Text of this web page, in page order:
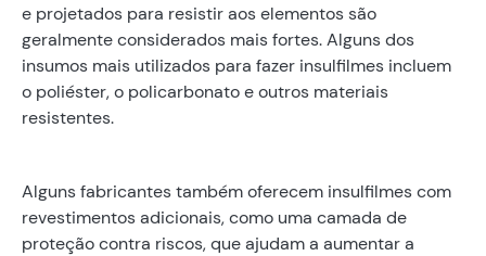
e projetados para resistir aos elementos são
geralmente considerados mais fortes. Alguns dos
insumos mais utilizados para fazer insulfilmes incluem
o poliéster, o policarbonato e outros materiais
resistentes.
Alguns fabricantes também oferecem insulfilmes com
revestimentos adicionais, como uma camada de
proteção contra riscos, que ajudam a aumentar a